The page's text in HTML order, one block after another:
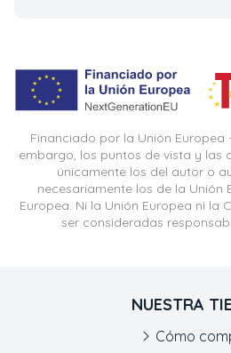
Financiado por la Unión Europea
embargo, los puntos de vista y las
únicamente los del autor o
necesariamente los de la Unión
Europea. Ni la Unión Europea ni la
ser consideradas
NUESTRA
Cómo